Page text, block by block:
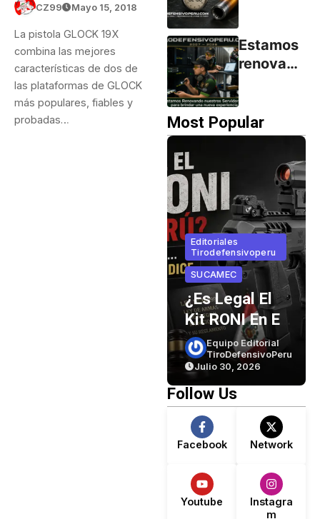
CZ99 Mayo 15, 2018
La pistola GLOCK 19X
combina las mejores
características de dos de
las plataformas de GLOCK
más populares, fiables y
probadas…
dice.
Menos
de 2
Secreto
Detrás
Desgaste
Estamos
renovand
s para
brindar
nueva
experien
cia
Most Popular
Editoriales
Tirodefensivoperu
SUCAMEC
¿Es Legal El
Kit RONI En El
Perú? Lo Que
Dice La Ley… Y
Lo Que No
Dice.
Equipo Editorial
TiroDefensivoPeru
Julio 30, 2026
Follow Us
Facebook Network
Youtube
Instagra
m